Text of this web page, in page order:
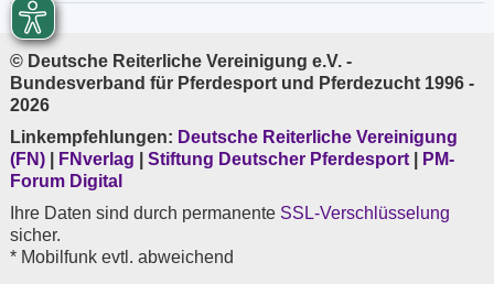
© Deutsche Reiterliche Vereinigung e.V. -
Bundesverband für Pferdesport und Pferdezucht 1996 -
2026
Linkempfehlungen: Deutsche Reiterliche Vereinigung
(FN)
FNverlag Stiftung Deutscher Pferdesport
PM-
Forum Digital
Ihre Daten sind durch permanente SSL-Verschlüsselung
sicher.
* Mobilfunk evtl. abweichend